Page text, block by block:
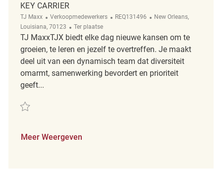
KEY CARRIER
TJ Maxx Categorie
Verkoopmedewerkers ReqId
REQ131496 Plaats
New Orleans,
Louisiana, 70123
Afgelegen
Ter plaatse
TJ MaxxTJX biedt elke dag nieuwe kansen om te
groeien, te leren en jezelf te overtreffen. Je maakt
deel uit van een dynamisch team dat diversiteit
omarmt, samenwerking bevordert en prioriteit
geeft...
Redden key carrier REQ131496
Meer Weergeven